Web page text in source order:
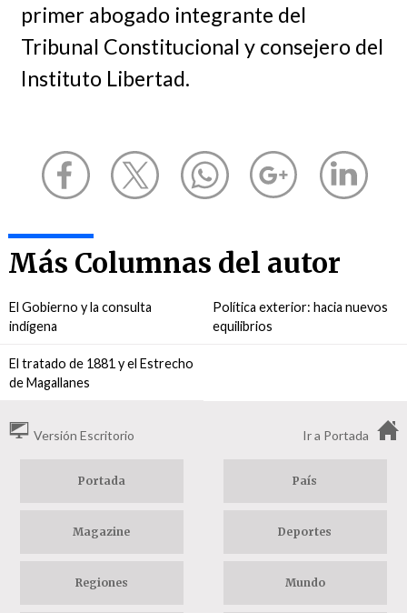
primer abogado integrante del
Tribunal Constitucional y consejero del
Instituto Libertad.
Más Columnas del autor
El Gobierno y la consulta
indígena
Política exterior: hacia nuevos
equilibrios
El tratado de 1881 y el Estrecho
de Magallanes
Versión Escritorio Ir a Portada
Portada País
Magazine Deportes
Regiones Mundo